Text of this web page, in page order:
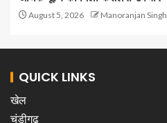
August 5, 2026 Manoranjan Singh
QUICK LINKS
खेल
चंडीगढ़